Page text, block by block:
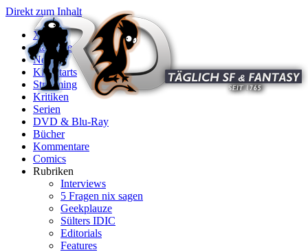
Direkt zum Inhalt
X
Startseite
News
Kinostarts
Streaming
Kritiken
Serien
DVD & Blu-Ray
Bücher
Kommentare
Comics
Rubriken
Interviews
5 Fragen nix sagen
Geekplauze
Sülters IDIC
Editorials
Features